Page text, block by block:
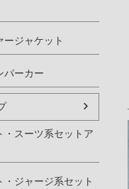
ージャケット
パーカー
・スーツ系セットア
・ジャージ系セット